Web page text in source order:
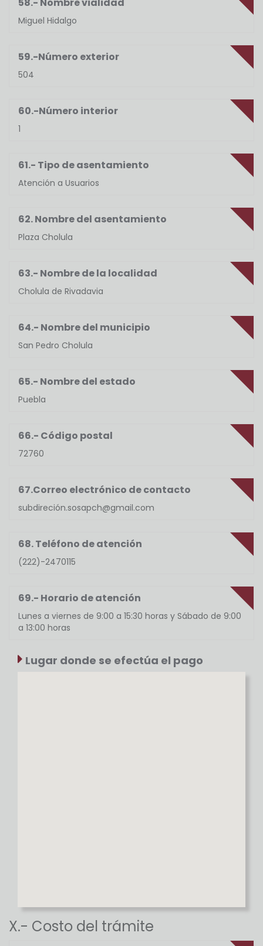
58.- Nombre vialidad
Miguel Hidalgo
59.-Número exterior
504
60.-Número interior
1
61.- Tipo de asentamiento
Atención a Usuarios
62. Nombre del asentamiento
Plaza Cholula
63.- Nombre de la localidad
Cholula de Rivadavia
64.- Nombre del municipio
San Pedro Cholula
65.- Nombre del estado
Puebla
66.- Código postal
72760
67.Correo electrónico de contacto
subdireción.sosapch@gmail.com
68. Teléfono de atención
(222)-2470115
69.- Horario de atención
Lunes a viernes de 9:00 a 15:30 horas y Sábado de 9:00
a 13:00 horas
Lugar donde se efectúa el pago
X.- Costo del trámite